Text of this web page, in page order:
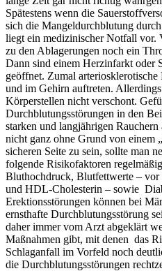
Spätestens wenn die
sich die Mangeldurchblutung
liegt ein medizinischer Notfall vor.
zu den Ablagerungen noch ein
Dann sind einem Herzinfarkt oder
geöffnet. Zumal arteriosklerotische
und im Gehirn auftreten.
Körperstellen nicht verschont.
Durchblutungsstörungen in den
starken und langjährigen
nicht ganz ohne Grund von einem
sicheren Seite zu sein, sollte man
folgende Risikofaktoren
Bluthochdruck, Blutfettwerte –
und HDL-Cholesterin – sowie
Erektionsstörungen können bei
ernsthafte Durchblutungsstörung
daher immer vom Arzt abgeklärt
Maßnahmen gibt, mit denen das
Schlaganfall im Vorfeld noch
die Durchblutungsstörungen